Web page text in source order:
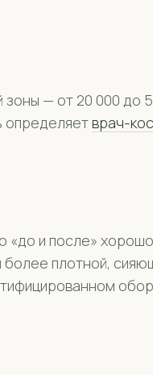
— от 20 000 до
определяетврач-
и после» хорошо
плотной,